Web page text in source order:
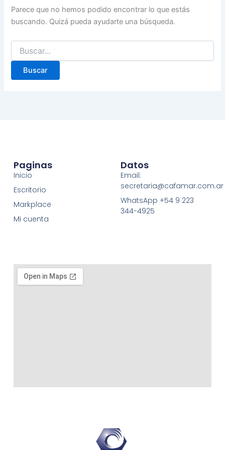
Parece que no hemos podido encontrar lo que estás
buscando. Quizá pueda ayudarte una búsqueda.
Paginas
Inicio
Escritorio
Markplace
Mi cuenta
Datos
Email:
secretaria@cafamar.com.ar
WhatsApp +54 9 223
344-4925